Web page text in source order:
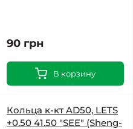
90 грн
В корзину
Кольца к-кт AD50, LETS
+0.50 41.50 "SEE" (Sheng-